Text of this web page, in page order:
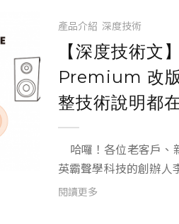
產品介紹 深度技術
【深度技術文
Premium 改
整技術說明都
英霸聲學科技的創辦人
代XPUMP，在初代銷
閱讀更多